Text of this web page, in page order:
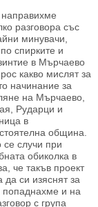
разговора със
минувачи,
спирките и
в Мърчаево
какво мислят за
начинание за
на Мърчаево,
Рударци и
в
община.
се случи при
обиколка в
че такъв проект
да си изяснят за
попаднахме и на
с група